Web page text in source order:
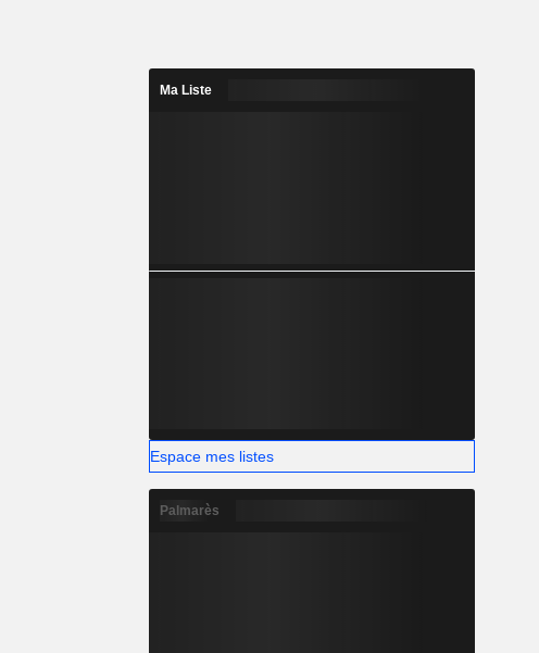
Ma Liste
Espace mes listes
Palmarès